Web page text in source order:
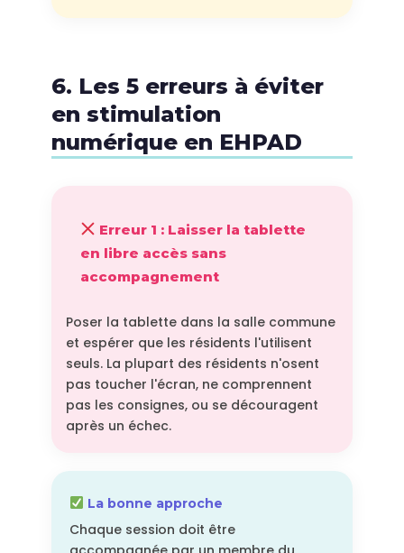
6. Les 5 erreurs à éviter
en stimulation
numérique en EHPAD
Erreur 1 : Laisser la tablette
en libre accès sans
accompagnement
Poser la tablette dans la salle commune
et espérer que les résidents l'utilisent
seuls. La plupart des résidents n'osent
pas toucher l'écran, ne comprennent
pas les consignes, ou se découragent
après un échec.
La bonne approche
Chaque session doit être